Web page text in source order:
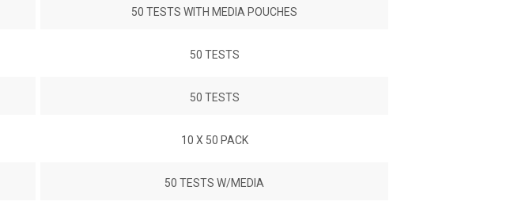
50 TESTS WITH MEDIA POUCHES
50 TESTS
50 TESTS
10 X 50 PACK
50 TESTS W/MEDIA